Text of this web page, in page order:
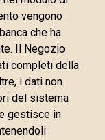
vengono
che ha
Il Negozio
completi della
i dati non
del sistema
gestisce in